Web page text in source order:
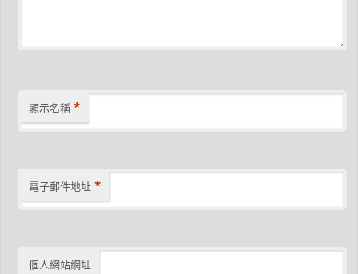
顯示名稱 *
電子郵件地址 *
個人網站網址